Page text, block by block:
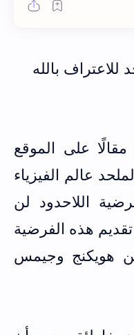
بالله
على الموقع
عالم الفيزياء
اللاحدود لن
هذه الفرضية
ستيفن هويكنج وجيمس